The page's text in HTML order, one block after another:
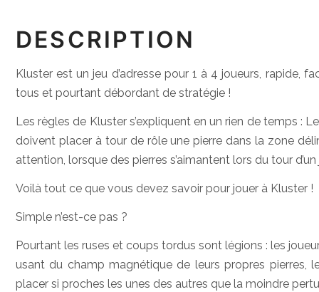
DESCRIPTION
Kluster est un jeu d’adresse pour 1 à 4 joueurs, rapide,
tous et pourtant débordant de stratégie !
Les règles de Kluster s’expliquent en un rien de temps :
doivent placer à tour de rôle une pierre dans la zone
attention, lorsque des pierres s’aimantent lors du tour
Voilà tout ce que vous devez savoir pour jouer à Kluster !
Simple n’est-ce pas ?
Pourtant les ruses et coups tordus sont légions : les
usant du champ magnétique de leurs propres pierres,
placer si proches les unes des autres que la moindre